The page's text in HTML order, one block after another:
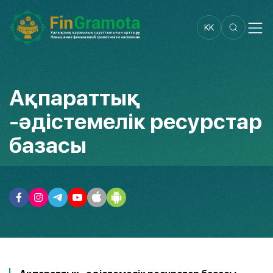
KK
Ақпараттық
-әдістемелік ресурстар
базасы